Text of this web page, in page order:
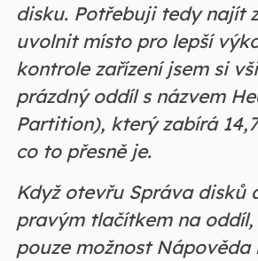
disku. Potřebuji tedy najít
uvolnit místo pro lepší
kontrole zařízení jsem si
prázdný oddíl s názvem
Partition), který zabírá
co to přesně je.
Když otevřu Správa disků
pravým tlačítkem na oddíl,
pouze možnost Nápověda